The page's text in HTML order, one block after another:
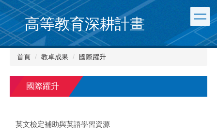
跳
到
主
要
內
高等教育深耕計畫
首頁 教卓成果 國際躍升
國際躍升
英文檢定補助與英語學習資源